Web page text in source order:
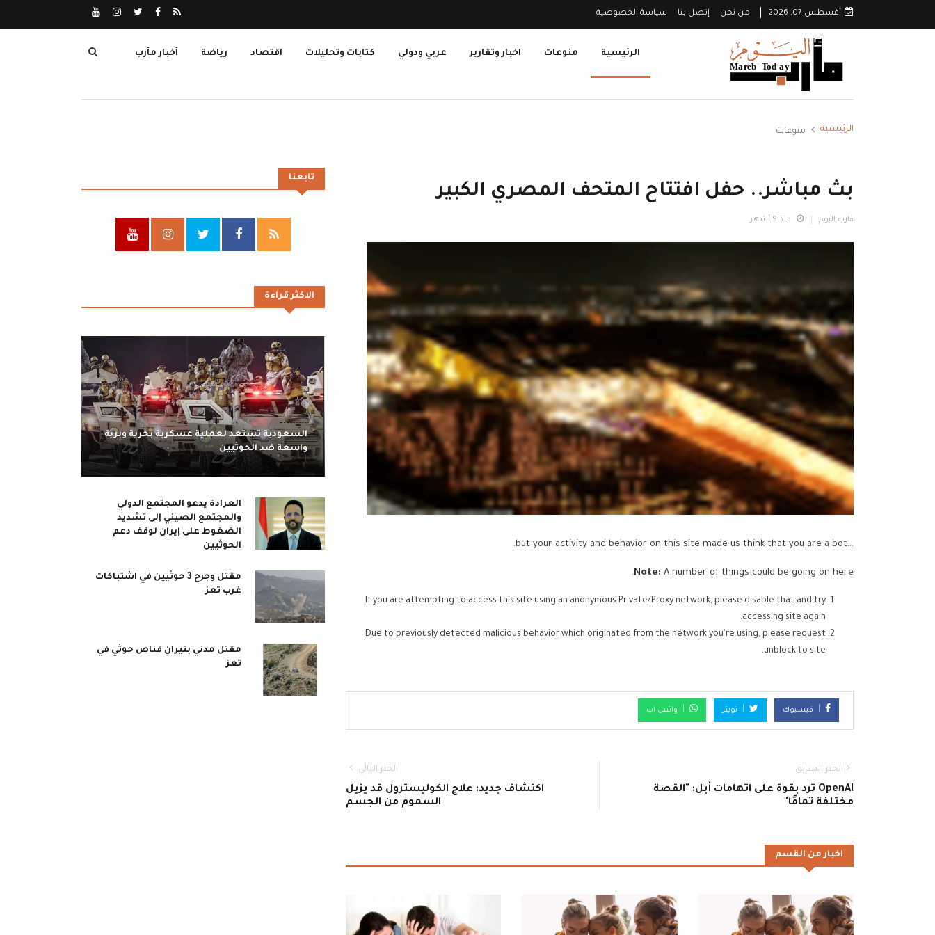
أغسطس 07, 2026 من نحن إتصل بنا سياسة الخصوصية
الرئيسية منوعات اخبار وتقارير عربي ودولي كتابات وتحليلات اقتصاد رياضة أخبار مأرب
الرئيسية منوعات
بث مباشر.. حفل افتتاح المتحف المصري الكبير
مارب اليوم منذ 9 أشهر
...but your activity and behavior on this site made us think that you are a bot.
Note: A number of things could be going on here.
If you are attempting to access this site using an anonymous Private/Proxy network, please disable that and try
accessing site again.
Due to previously detected malicious behavior which originated from the network you're using, please request
unblock to site.
فيسبوك تويتر واتس اب
الخبر السابق
OpenAI ترد بقوة على اتهامات أبل: "القصة
مختلفة تمامًا"
الخبر التالي
اكتشاف جديد: علاج الكوليسترول قد يزيل
السموم من الجسم
اخبار من القسم
تابعنا
الاكثر قراءة
السعودية تستعد لعملية عسكرية بحرية وبرية
واسعة ضد الحوثيين
العرادة يدعو المجتمع الدولي
والمجتمع الصيني إلى تشديد
الضغوط على إيران لوقف دعم
الحوثيين
مقتل وجرح 3 حوثيين في اشتباكات
غرب تعز
مقتل مدني بنيران قناص حوثي في
تعز